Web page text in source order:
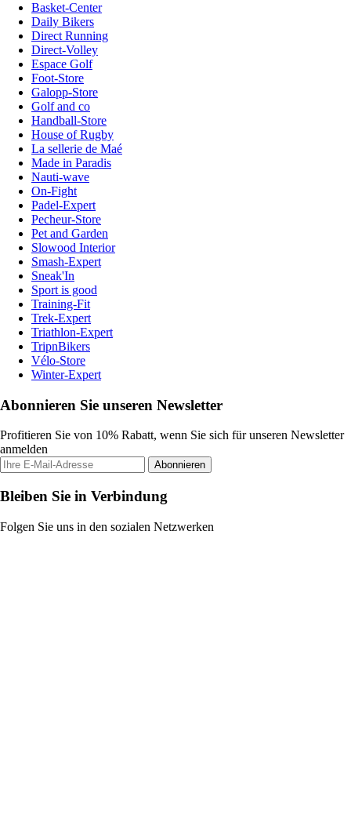
Basket-Center
Daily Bikers
Direct Running
Direct-Volley
Espace Golf
Foot-Store
Galopp-Store
Golf and co
Handball-Store
House of Rugby
La sellerie de Maé
Made in Paradis
Nauti-wave
On-Fight
Padel-Expert
Pecheur-Store
Pet and Garden
Slowood Interior
Smash-Expert
Sneak'In
Sport is good
Training-Fit
Trek-Expert
Triathlon-Expert
TripnBikers
Vélo-Store
Winter-Expert
Abonnieren Sie unseren Newsletter
Profitieren Sie von 10% Rabatt, wenn Sie sich für unseren Newsletter
anmelden
Abonnieren
Bleiben Sie in Verbindung
Folgen Sie uns in den sozialen Netzwerken